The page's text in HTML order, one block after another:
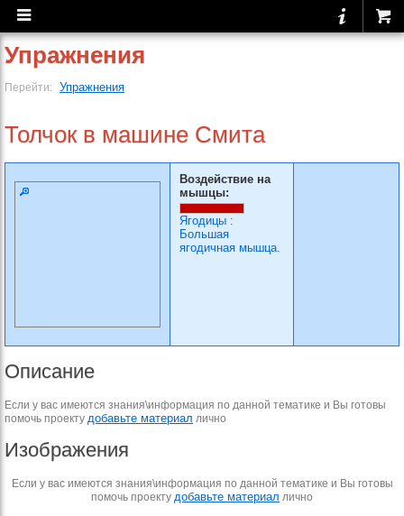
Упражнения
Перейти: Упражнения
Толчок в машине Смита
Воздействие на
мышцы:
Ягодицы :
Большая
ягодичная мышца.
Описание
Если у вас имеются знания\информация по данной тематике и Вы готовы
помочь проекту добавьте материал лично
Изображения
Если у вас имеются знания\информация по данной тематике и Вы готовы
помочь проекту добавьте материал лично